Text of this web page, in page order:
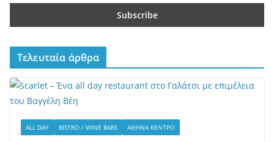
Τελευταία άρθρα
ALL DAY BISTRO / WINE BARS ΑΘΉΝΑ ΚΈΝΤΡΟ